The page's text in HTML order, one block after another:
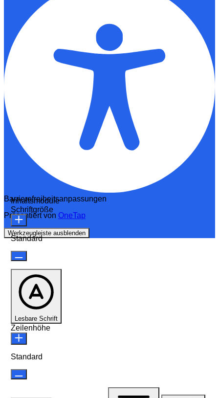
Barrierefreiheitsanpassungen
Präsentiert von OneTap
Werkzeugleiste ausblenden
Inhaltsmodule
Schriftgröße
Standard
Lesbare Schrift
Zeilenhöhe
Standard